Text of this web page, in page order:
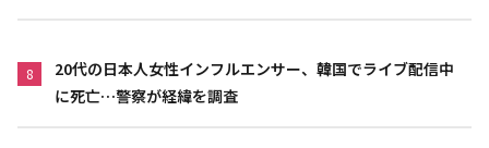
8
20代の日本人女性インフルエンサー、韓国でライブ配信中
に死亡…警察が経緯を調査